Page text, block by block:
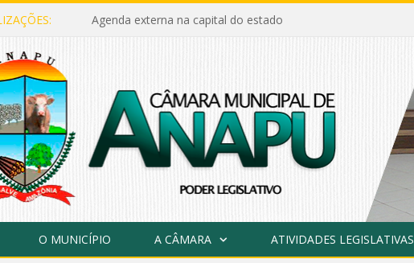
Agenda externa na capital do estado
O MUNICÍPIO A CÂMARA ATIVIDADES LEGISLATIVAS